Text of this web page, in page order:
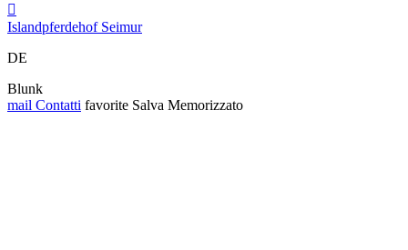

Islandpferdehof Seimur
DE
Blunk
mail Contatti favorite Salva Memorizzato